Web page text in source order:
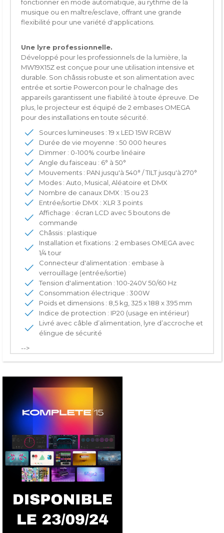
fonctionner en mode automatique, au rythme de la
musique ou en maître/esclave, offrant une grande
flexibilité pour une variété d'applications.
Une lyre professionnelle.
Développé pour les professionnels de la lumière, la
MW19X15Z est conçue pour une utilisation intensive et
durable. Son châssis robuste et son alimentation avec
entrée et sortie Powercon pour le chaînage des
appareils garantissent une fiabilité à toute épreuve. De
plus, le projecteur est équipé de 2 embases OMEGA
pour des installations en toute sécurité.
Sources lumineuses : 19 x LED 15W RGBW
Durée de vie moyenne : 50 000 heures
Dimmer : 0-100% courbe linéaire
Angle du faisceau : 6° à 50°
Mouvements : PAN jusqu'à 540° / TILT jusqu'à 270°
Modes : Auto, Musical, Aléatoire et DMX
Nombre de canaux DMX : 15 ou 23
Entrée/sortie DMX : XLR 3 points
Affichage : écran LCD avec 5 boutons de
commande
Châssis : plastique
Installation et fixations : 2 embases OMEGA avec
1/4 tour
Connecteur d'alimentation : embase à
verrouillage (entrée/sortie)
Tension d'alimentation : 100-240V 50/60 Hz
Consommation électrique : 300W
Poids et dimensions : 8,5 kg, 325 x 188 x 395 mm
Indice de protection : IP20 (usage en intérieur)
Livré avec câble d’alimentation, lyre d’accroche et
élingue de sécurité
-->